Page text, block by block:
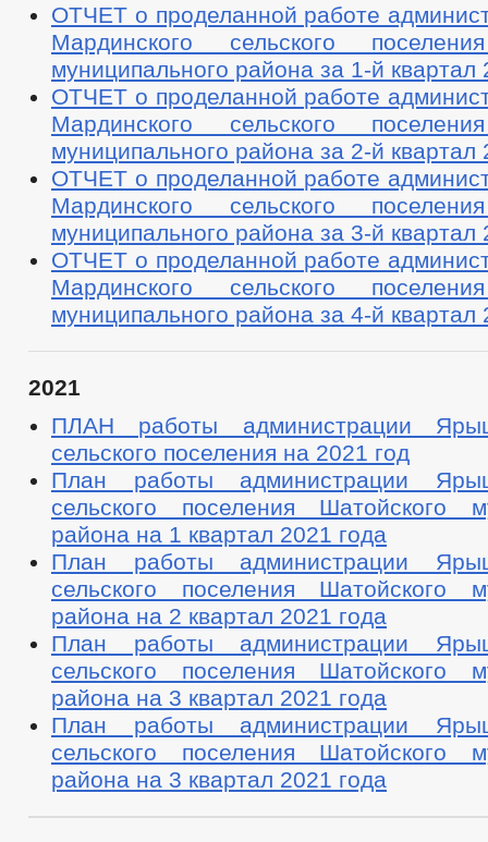
ОТЧЕТ о проделанной работе
Мардинского сельского
муниципального района за 1-й квартал
ОТЧЕТ о проделанной работе
Мардинского сельского
муниципального района за 2-й квартал
ОТЧЕТ о проделанной работе
Мардинского сельского
муниципального района за 3-й квартал
ОТЧЕТ о проделанной работе
Мардинского сельского
муниципального района за 4-й квартал
2021
ПЛАН работы администрации
сельского поселения на 2021 год
План работы администрации
сельского поселения Шатойского
района на 1 квартал 2021 года
План работы администрации
сельского поселения Шатойского
района на 2 квартал 2021 года
План работы администрации
сельского поселения Шатойского
района на 3 квартал 2021 года
План работы администрации
сельского поселения Шатойского
района на 3 квартал 2021 года